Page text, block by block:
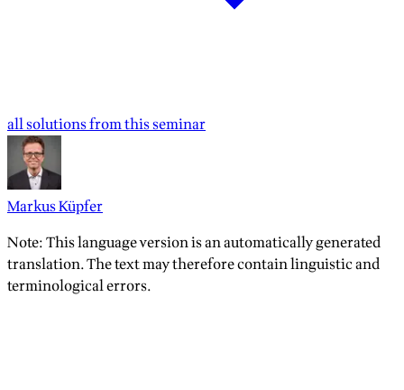
all solutions from this seminar
Markus Küpfer
Note: This language version is an automatically generated
translation. The text may therefore contain linguistic and
terminological errors.